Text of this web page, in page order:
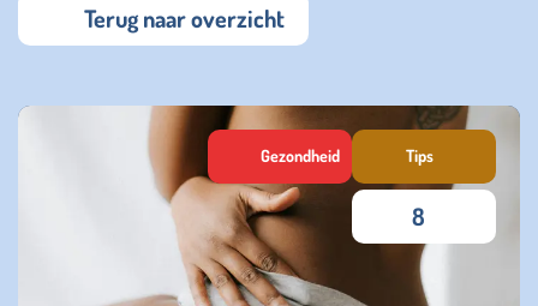
Terug naar overzicht
Gezondheid Tips
8